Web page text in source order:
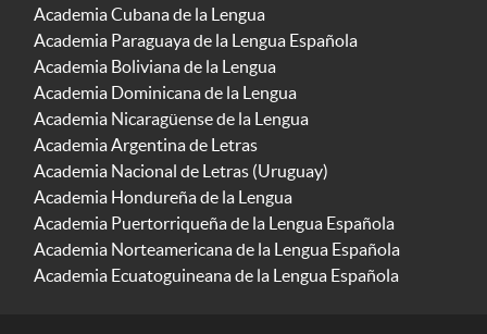
Academia Cubana de la Lengua
Academia Paraguaya de la Lengua Española
Academia Boliviana de la Lengua
Academia Dominicana de la Lengua
Academia Nicaragüense de la Lengua
Academia Argentina de Letras
Academia Nacional de Letras (Uruguay)
Academia Hondureña de la Lengua
Academia Puertorriqueña de la Lengua Española
Academia Norteamericana de la Lengua Española
Academia Ecuatoguineana de la Lengua Española